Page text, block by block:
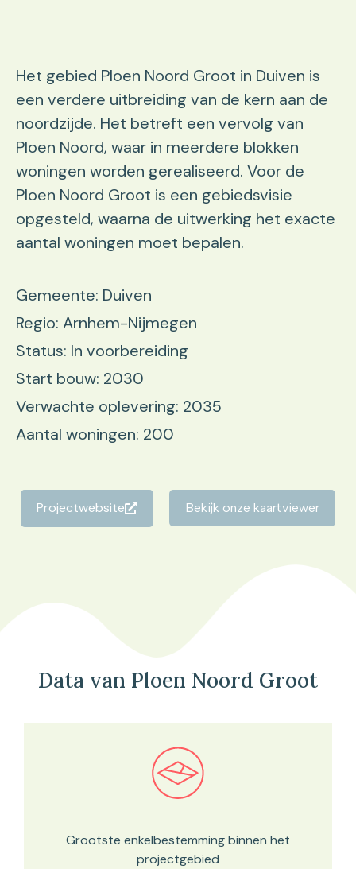
Het gebied Ploen Noord Groot in Duiven is
een verdere uitbreiding van de kern aan de
noordzijde. Het betreft een vervolg van
Ploen Noord, waar in meerdere blokken
woningen worden gerealiseerd. Voor de
Ploen Noord Groot is een gebiedsvisie
opgesteld, waarna de uitwerking het exacte
aantal woningen moet bepalen.
Gemeente: Duiven
Regio: Arnhem-Nijmegen
Status: In voorbereiding
Start bouw: 2030
Verwachte oplevering: 2035
Aantal woningen: 200
Projectwebsite Bekijk onze kaartviewer
Data van Ploen Noord Groot
Bekijk in onze kaartviewer
Grootste enkelbestemming binnen het
projectgebied